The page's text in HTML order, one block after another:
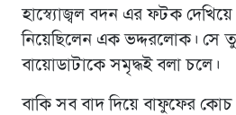
হাস্ব্যোজ্বল বদন এর ফটক
নিয়েছিলেন এক ভদ্দরলোক। সে
বায়োডাটাকে সমৃদ্ধই বলা চলে।
বাকি সব বাদ দিয়ে বাফুফের কোচ